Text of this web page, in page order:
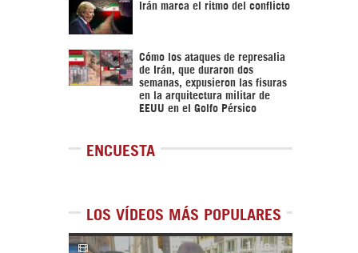
Irán marca el ritmo del conflicto
Cómo los ataques de represalia
de Irán, que duraron dos
semanas, expusieron las fisuras
en la arquitectura militar de
EEUU en el Golfo Pérsico
ENCUESTA
LOS VÍDEOS MÁS POPULARES
1de5